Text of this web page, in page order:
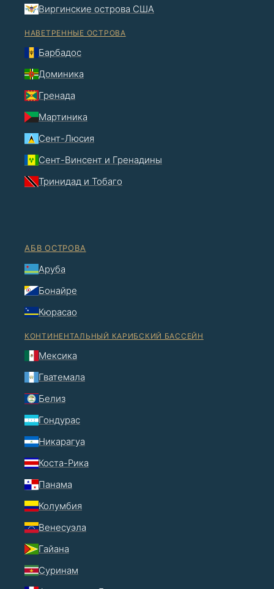
Виргинские острова США
НАВЕТРЕННЫЕ ОСТРОВА
Барбадос
Доминика
Гренада
Мартиника
Сент-Люсия
Сент-Винсент и Гренадины
Тринидад и Тобаго
АБВ ОСТРОВА
Аруба
Бонайре
Кюрасао
КОНТИНЕНТАЛЬНЫЙ КАРИБСКИЙ БАССЕЙН
Мексика
Гватемала
Белиз
Гондурас
Никарагуа
Коста-Рика
Панама
Колумбия
Венесуэла
Гайана
Суринам